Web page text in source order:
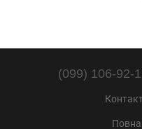
(099) 106-92-
Повна